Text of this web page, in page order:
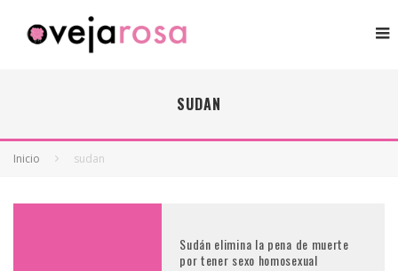
SUDAN
Inicio sudan
Sudán elimina la pena de muerte
por tener sexo homosexual